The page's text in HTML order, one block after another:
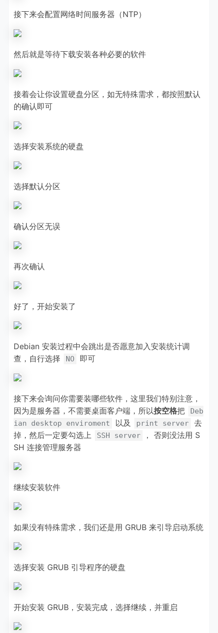
接下来会配置网络时间服务器（NTP）
然后就是等待下载安装各种必要的软件
接着会让你设置硬盘分区，如无特殊需求，都按照默认
的确认即可
选择安装系统的硬盘
选择默认分区
确认分区无误
再次确认
好了，开始安装了
Debian 安装过程中会跳出是否愿意加入安装统计调
查，自行选择
NO 即可
接下来会询问你需要装哪些软件，这里我们特别注意，
因为是服务器，不需要桌面客户端，所以按空格把
Deb
ian desktop enviroment
以及 print server
去
掉，然后一定要勾选上
SSH server
， 否则没法用 S
SH 连接管理服务器
继续安装软件
如果没有特殊需求，我们还是用 GRUB 来引导启动系统
选择安装 GRUB 引导程序的硬盘
开始安装 GRUB，安装完成，选择继续，并重启